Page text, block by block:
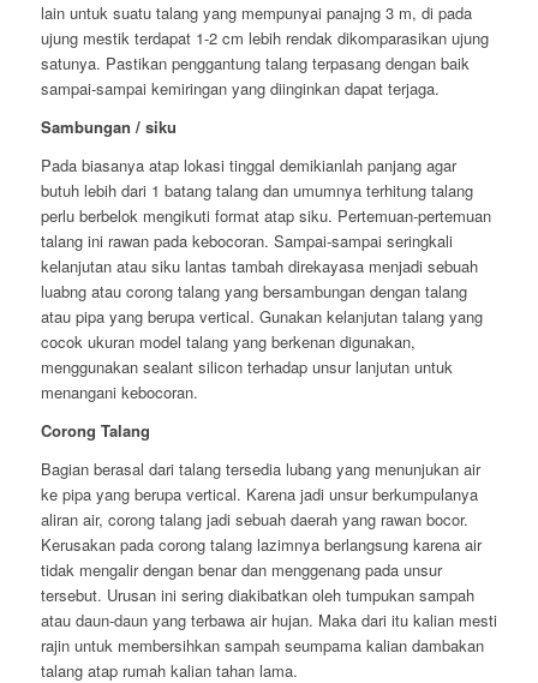
lain untuk suatu talang yang mempunyai panajng 3 m, di pada
ujung mestik terdapat 1-2 cm lebih rendak dikomparasikan ujung
satunya. Pastikan penggantung talang terpasang dengan baik
sampai-sampai kemiringan yang diinginkan dapat terjaga.
Sambungan / siku
Pada biasanya atap lokasi tinggal demikianlah panjang agar
butuh lebih dari 1 batang talang dan umumnya terhitung talang
perlu berbelok mengikuti format atap siku. Pertemuan-pertemuan
talang ini rawan pada kebocoran. Sampai-sampai seringkali
kelanjutan atau siku lantas tambah direkayasa menjadi sebuah
luabng atau corong talang yang bersambungan dengan talang
atau pipa yang berupa vertical. Gunakan kelanjutan talang yang
cocok ukuran model talang yang berkenan digunakan,
menggunakan sealant silicon terhadap unsur lanjutan untuk
menangani kebocoran.
Corong Talang
Bagian berasal dari talang tersedia lubang yang menunjukan air
ke pipa yang berupa vertical. Karena jadi unsur berkumpulanya
aliran air, corong talang jadi sebuah daerah yang rawan bocor.
Kerusakan pada corong talang lazimnya berlangsung karena air
tidak mengalir dengan benar dan menggenang pada unsur
tersebut. Urusan ini sering diakibatkan oleh tumpukan sampah
atau daun-daun yang terbawa air hujan. Maka dari itu kalian mesti
rajin untuk membersihkan sampah seumpama kalian dambakan
talang atap rumah kalian tahan lama.